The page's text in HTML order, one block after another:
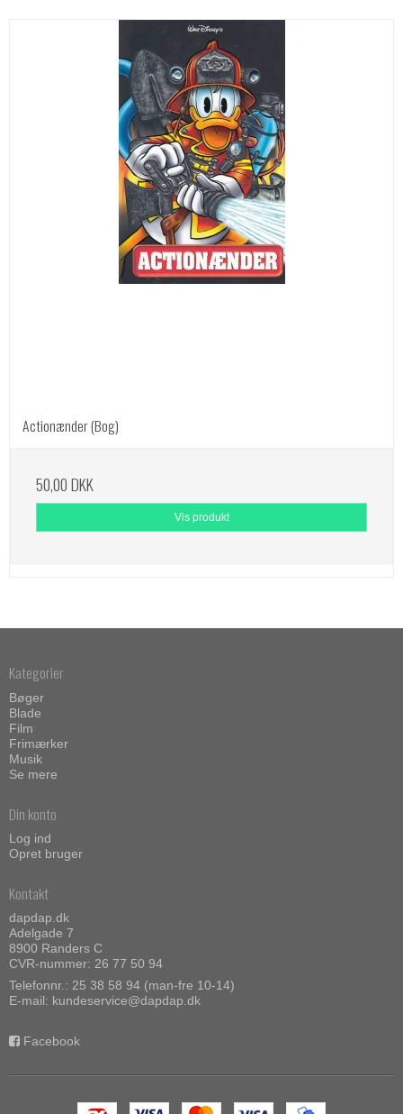
Actionænder (Bog)
50,00 DKK
Vis produkt
Kategorier
Bøger
Blade
Film
Frimærker
Musik
Se mere
Din konto
Log ind
Opret bruger
Kontakt
dapdap.dk
Adelgade 7
8900 Randers C
CVR-nummer: 26 77 50 94
Telefonnr.: 25 38 58 94 (man-fre 10-14)
E-mail: kundeservice@dapdap.dk
Facebook